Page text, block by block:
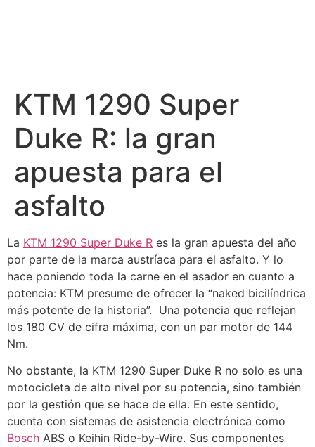
KTM 1290 Super
Duke R: la gran
apuesta para el
asfalto
La KTM 1290 Super Duke R es la gran apuesta del año
por parte de la marca austríaca para el asfalto. Y lo
hace poniendo toda la carne en el asador en cuanto a
potencia: KTM presume de ofrecer la “naked bicilíndrica
más potente de la historia”. Una potencia que reflejan
los 180 CV de cifra máxima, con un par motor de 144
Nm.
No obstante, la KTM 1290 Super Duke R no solo es una
motocicleta de alto nivel por su potencia, sino también
por la gestión que se hace de ella. En este sentido,
cuenta con sistemas de asistencia electrónica como
Bosch ABS o Keihin Ride-by-Wire. Sus componentes